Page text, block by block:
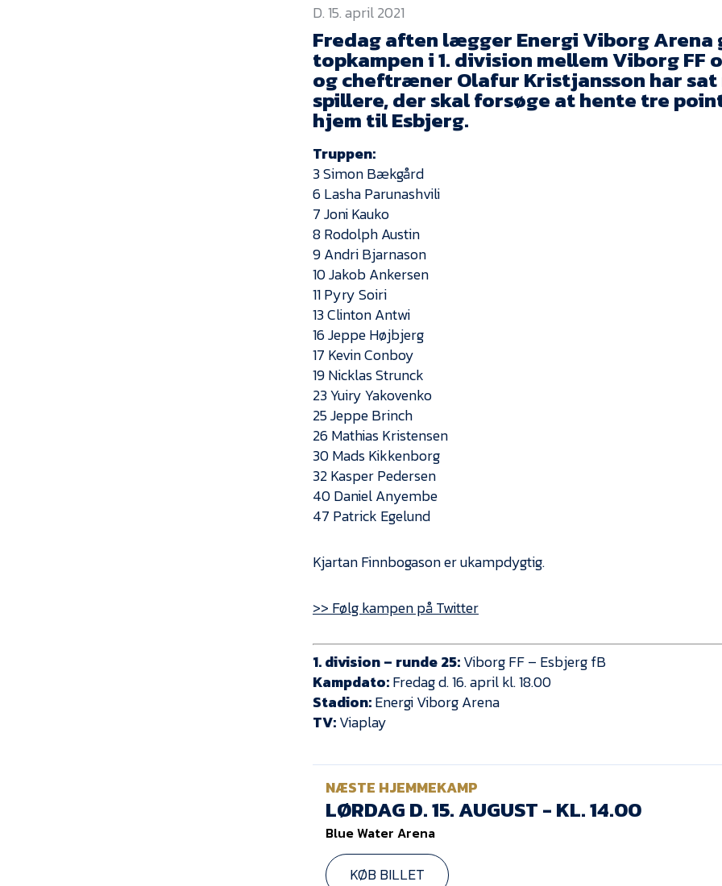
D. 15. april 2021
Fredag aften lægger Energi Viborg
topkampen i 1. division mellem Viborg FF
og cheftræner Olafur Kristjansson har sat
spillere, der skal forsøge at hente tre
hjem til Esbjerg.
Truppen:
3 Simon Bækgård
6 Lasha Parunashvili
7 Joni Kauko
8 Rodolph Austin
9 Andri Bjarnason
10 Jakob Ankersen
11 Pyry Soiri
13 Clinton Antwi
16 Jeppe Højbjerg
17 Kevin Conboy
19 Nicklas Strunck
23 Yuiry Yakovenko
25 Jeppe Brinch
26 Mathias Kristensen
30 Mads Kikkenborg
32 Kasper Pedersen
40 Daniel Anyembe
47 Patrick Egelund
Kjartan Finnbogason er ukampdygtig.
>> Følg kampen på Twitter
1. division – runde 25:Viborg FF – Esbjerg fB
Kampdato:Fredag d. 16. april kl. 18.00
Stadion:Energi Viborg Arena
TV:Viaplay
NÆSTE HJEMMEKAMP
LØRDAG D. 15. AUGUST - KL. 14.00
Blue Water Arena
KØB BILLET